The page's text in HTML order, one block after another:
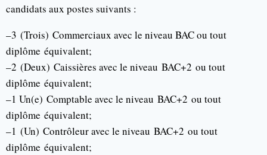
candidats aux postes suivants :
–3 (Trois) Commerciaux avec le niveau BAC ou tout
diplôme équivalent;
–2 (Deux) Caissières avec le niveau BAC+2 ou tout
diplôme équivalent;
–1 Un(e) Comptable avec le niveau BAC+2 ou tout
diplôme équivalent;
–1 (Un) Contrôleur avec le niveau BAC+2 ou tout
diplôme équivalent;